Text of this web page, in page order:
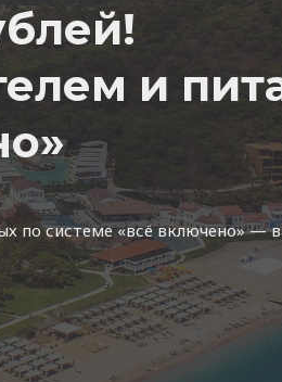
и
по системе «всё включено»